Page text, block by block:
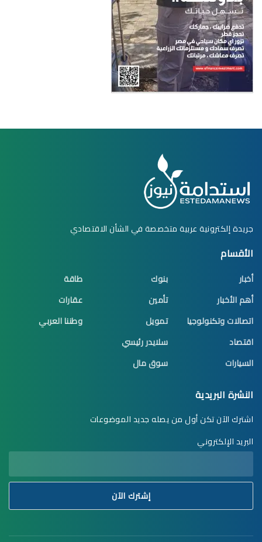
جريدة إلكترونية عربية متخصصة في الشأن الاقتصادي
الأقسام
أخبار
أهم الأخبار
اتصالات وتكنولوجيا
اقتصاد
السيارات
بنوك
تأمين
تمويل
سلايدر رئيسي
سوق مال
طاقة
عقارات
وطننا العربي
النشرة البريدية
اشترك الآن تكن أول من يصله جديد الموضوعات
البريد الإلكتروني